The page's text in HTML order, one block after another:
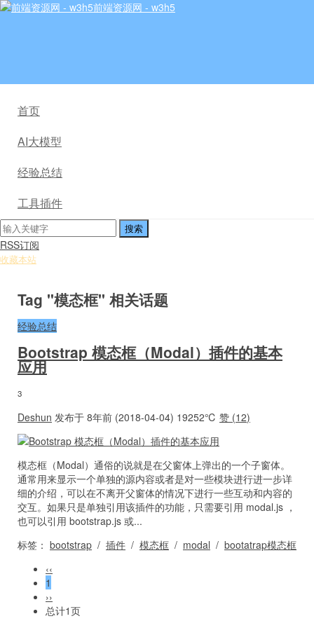
前端资源网 - w3h5
首页
AI大模型
经验总结
工具插件
RSS订阅
收藏本站
Tag "模态框" 相关话题
经验总结
Bootstrap 模态框（Modal）插件的基本
应用
3
Deshun 发布于 8年前 (2018-04-04) 19252℃ 赞 (12)
模态框（Modal）通俗的说就是在父窗体上弹出的一个子窗体。
通常用来显示一个单独的源内容或者是对一些模块进行进一步详
细的介绍，可以在不离开父窗体的情况下进行一些互动和内容的
交互。如果只是单独引用该插件的功能，只需要引用 modal.js ，
也可以引用 bootstrap.js 或...
标签： bootstrap / 插件 / 模态框 / modal / bootatrap模态框
‹‹
1
››
总计1页